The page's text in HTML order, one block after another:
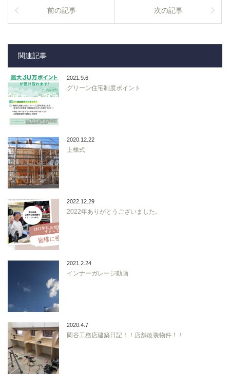
前の記事 次の記事
関連記事
2021.9.6
グリーン住宅制度ポイント
2020.12.22
上棟式
2022.12.29
2022年ありがとうございました。
2021.2.24
インナーガレージ動画
2020.4.7
岡谷工務店建築日記！！店舗改装物件！！